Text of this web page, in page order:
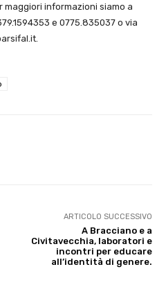
maggiori informazioni siamo a
e 0775.835037 o via
ARTICOLO SUCCESSIVO
A Bracciano e a
Civitavecchia, laboratori e
incontri per educare
all’identità di genere.